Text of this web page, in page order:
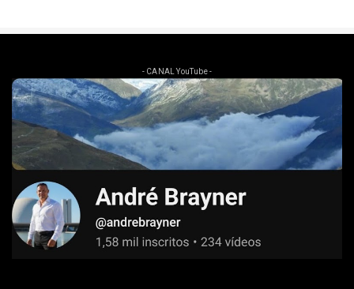
- CANAL YouTube -